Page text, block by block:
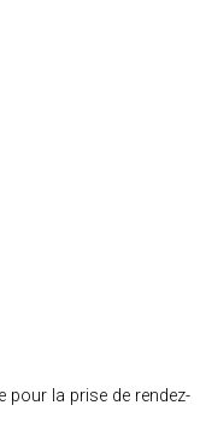
pour la prise de rendez-